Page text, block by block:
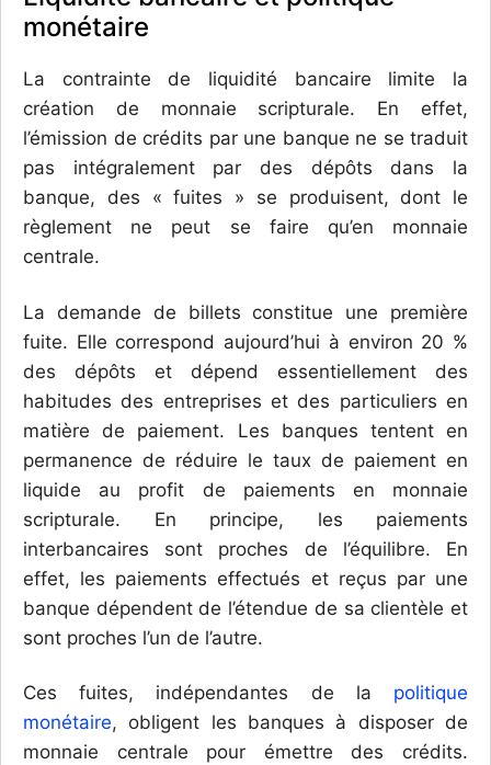
monétaire
La contrainte de liquidité bancaire limite la
création de monnaie scripturale. En effet,
l’émission de crédits par une banque ne se traduit
pas intégralement par des dépôts dans la
banque, des « fuites » se produisent, dont le
règlement ne peut se faire qu’en monnaie
centrale.
La demande de billets constitue une première
fuite. Elle correspond aujourd’hui à environ 20 %
des dépôts et dépend essentiellement des
habitudes des entreprises et des particuliers en
matière de paiement. Les banques tentent en
permanence de réduire le taux de paiement en
liquide au profit de paiements en monnaie
scripturale. En principe, les paiements
interbancaires sont proches de l’équilibre. En
effet, les paiements effectués et reçus par une
banque dépendent de l’étendue de sa clientèle et
sont proches l’un de l’autre.
Ces fuites, indépendantes de la politique
monétaire, obligent les banques à disposer de
monnaie centrale pour émettre des crédits.